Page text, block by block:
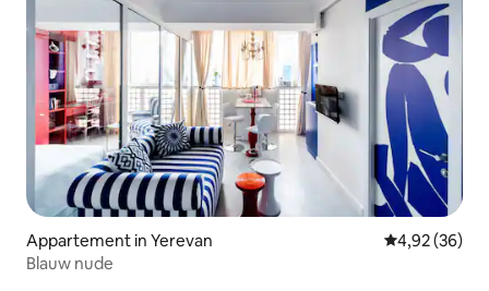
Appartement in Yerevan Gemiddelde
4,92 (36)
Blauw nude